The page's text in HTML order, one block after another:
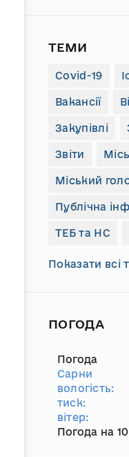
ТЕМИ
Covid-19
Вакансії
Закупівлі
Звіти
Міський
Публічна
ТЕБ та НС
Показати всі
ПОГОДА
Погода
Сарни
вологість:
тиск:
вітер:
Погода на 10